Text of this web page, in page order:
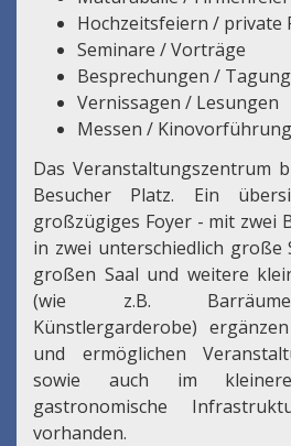
Hochzeitsfeiern / private
Seminare / Vorträge
Besprechungen /
Vernissagen / Lesungen
Messen /
Das Veranstaltungszentrum
Besucher Platz. Ein
großzügiges Foyer - mit zwei
in zwei unterschiedlich große
großen Saal und weitere
(wie z.B.
Künstlergarderobe)
und ermöglichen
sowie auch im
gastronomische
vorhanden.